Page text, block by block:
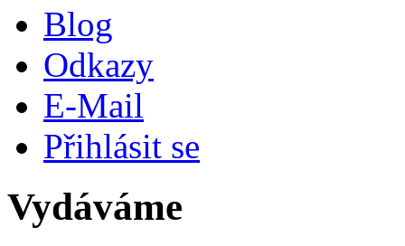
Blog
Odkazy
E-Mail
Přihlásit se
Vydáváme